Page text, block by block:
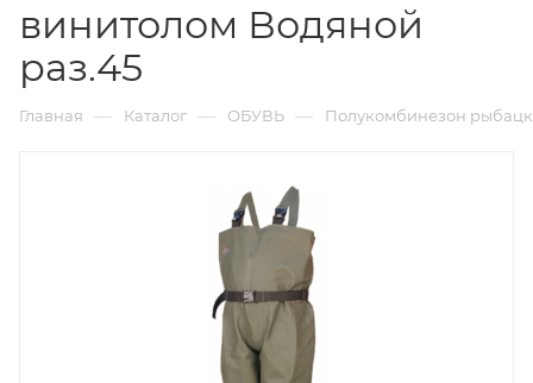
винитолом Водяной
раз.45
Главная — Каталог — ОБУВЬ — Полукомбинезон